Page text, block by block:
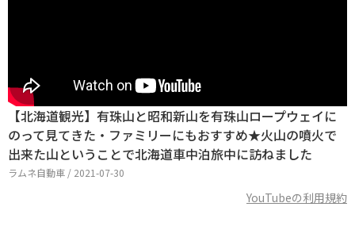
【北海道観光】有珠山と昭和新山を有珠山ロープウェイに
のって見てきた・ファミリーにもおすすめ★火山の噴火で
出来た山ということで北海道車中泊旅中に訪ねました
ラムネ自動車 / 2021-07-30
YouTubeの利用規約